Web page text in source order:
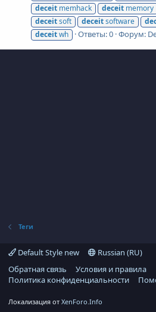
deceit memhack deceit memory
deceitsoft deceitsoftware
deceitwh Ответы: 0 Форум:
Теги
Default Style new
Russian (RU)
Обратная связь
Условия и правила
Политика конфиденциальности
Локализация от XenForo.Info